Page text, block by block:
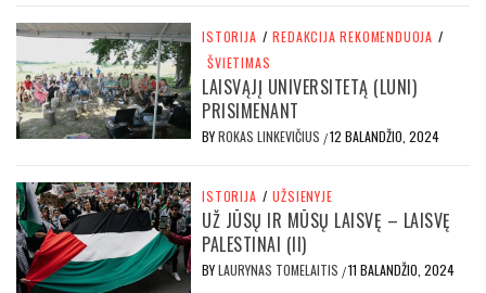
ISTORIJA / REDAKCIJA REKOMENDUOJA /
ŠVIETIMAS
LAISVĄJĮ UNIVERSITETĄ (LUNI)
PRISIMENANT
BYROKAS LINKEVIČIUS /12 BALANDŽIO, 2024
ISTORIJA / UŽSIENYJE
UŽ JŪSŲ IR MŪSŲ LAISVĘ – LAISVĘ
PALESTINAI (II)
BYLAURYNAS TOMELAITIS /11 BALANDŽIO, 2024